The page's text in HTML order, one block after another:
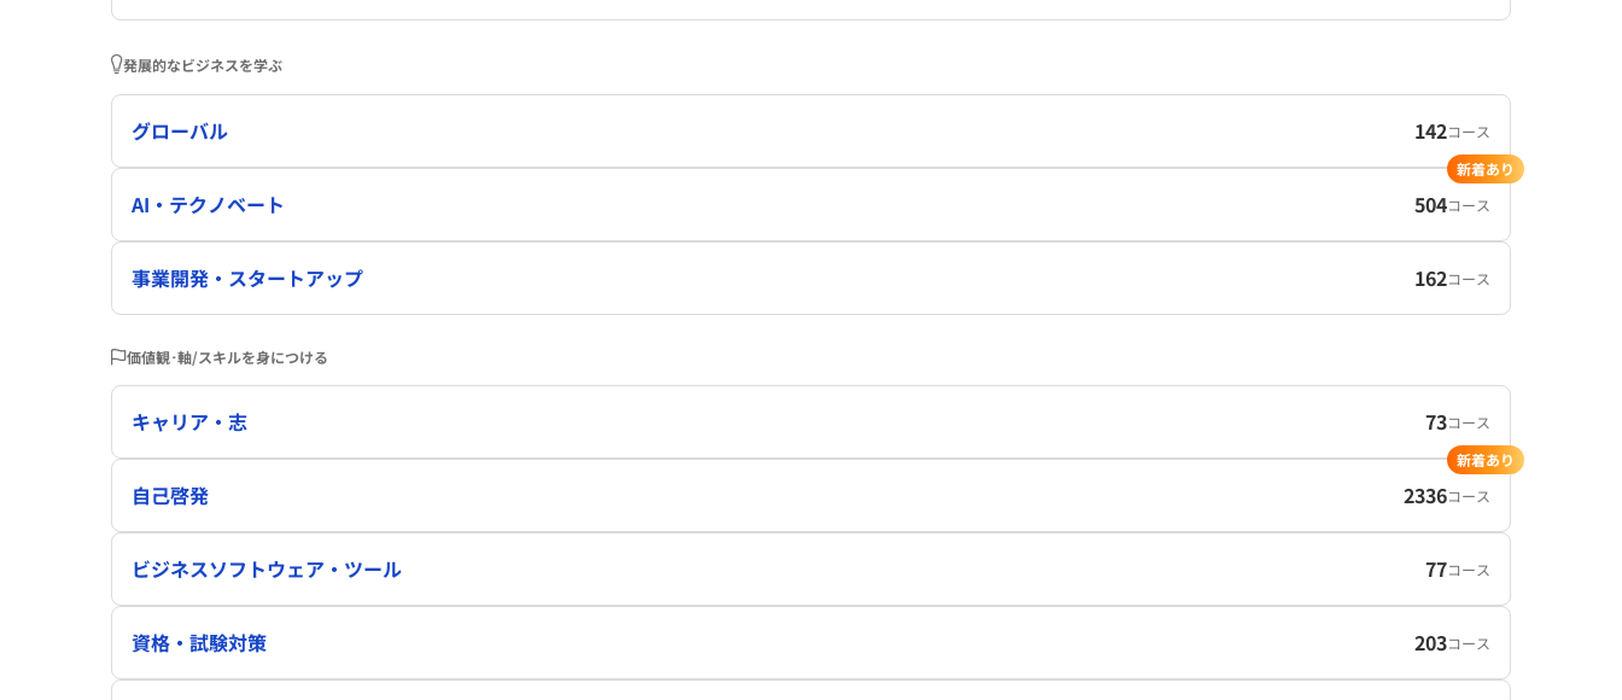
発展的なビジネスを学ぶ
グローバル 142コース
AI・テクノベート 504コース
新着あり
事業開発・スタートアップ 162コース
価値観･軸/スキルを身につける
キャリア・志 73コース
自己啓発 2336コース
新着あり
ビジネスソフトウェア・ツール 77コース
資格・試験対策 203コース